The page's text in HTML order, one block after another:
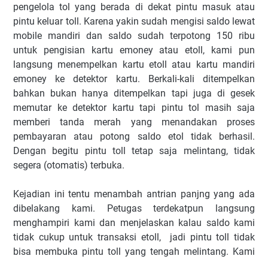
pengelola tol yang berada di dekat pintu masuk atau
pintu keluar toll. Karena yakin sudah mengisi saldo lewat
mobile mandiri dan saldo sudah terpotong 150 ribu
untuk pengisian kartu emoney atau etoll, kami pun
langsung menempelkan kartu etoll atau kartu mandiri
emoney ke detektor kartu. Berkali-kali ditempelkan
bahkan bukan hanya ditempelkan tapi juga di gesek
memutar ke detektor kartu tapi pintu tol masih saja
memberi tanda merah yang menandakan proses
pembayaran atau potong saldo etol tidak berhasil.
Dengan begitu pintu toll tetap saja melintang, tidak
segera (otomatis) terbuka.
Kejadian ini tentu menambah antrian panjng yang ada
dibelakang kami. Petugas terdekatpun langsung
menghampiri kami dan menjelaskan kalau saldo kami
tidak cukup untuk transaksi etoll, jadi pintu toll tidak
bisa membuka pintu toll yang tengah melintang. Kami